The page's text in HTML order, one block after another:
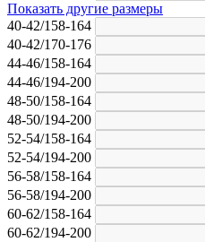
Показать другие размеры
40-42/158-164
40-42/170-176
44-46/158-164
44-46/194-200
48-50/158-164
48-50/194-200
52-54/158-164
52-54/194-200
56-58/158-164
56-58/194-200
60-62/158-164
60-62/194-200